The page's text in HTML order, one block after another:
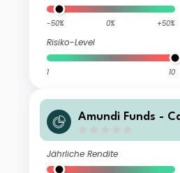
-50% 0% +50%
Risiko-Level
1 10
Amundi Funds -
Jährliche Rendite